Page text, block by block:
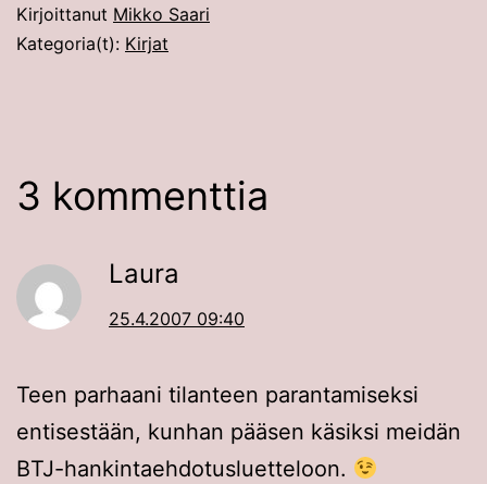
Kirjoittanut Mikko Saari
Kategoria(t): Kirjat
3 kommenttia
Laura
25.4.2007 09:40
Teen parhaani tilanteen parantamiseksi
entisestään, kunhan pääsen käsiksi meidän
BTJ-hankintaehdotusluetteloon.